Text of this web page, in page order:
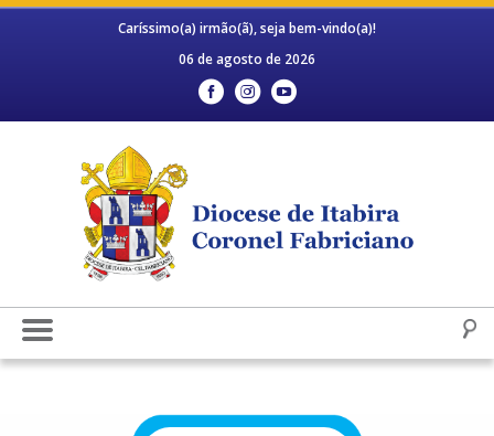
Caríssimo(a) irmão(ã), seja bem-vindo(a)!
06 de agosto de 2026